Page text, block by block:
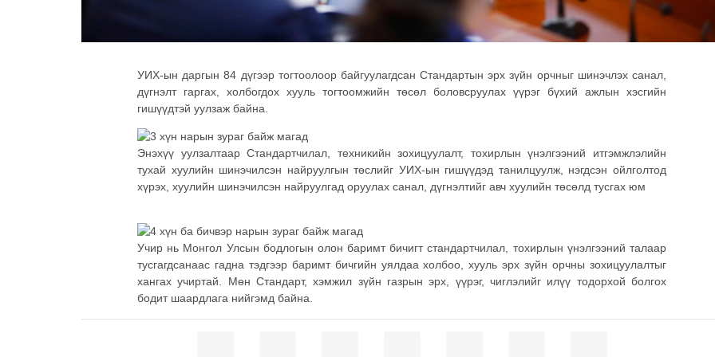
УИХ-ын даргын 84 дүгээр тогтоолоор байгуулагдсан Стандартын эрх зүйн орчныг шинэчлэх санал,
дүгнэлт гаргах, холбогдох хууль тогтоомжийн төсөл боловсруулах үүрэг бүхий ажлын хэсгийн
гишүүдтэй уулзаж байна.
Энэхүү уулзалтаар Стандартчилал, техникийн зохицуулалт, тохирлын үнэлгээний итгэмжлэлийн
тухай хуулийн шинэчилсэн найруулгын төслийг УИХ-ын гишүүдэд танилцуулж, нэгдсэн ойлголтод
хүрэх, хуулийн шинэчилсэн найруулгад оруулах санал, дүгнэлтийг авч хуулийн төсөлд тусгах юм
Учир нь Монгол Улсын бодлогын олон баримт бичигт стандартчилал, тохирлын үнэлгээний талаар
тусгагдсанаас гадна тэдгээр баримт бичгийн уялдаа холбоо, хууль эрх зүйн орчны зохицуулалтыг
хангах учиртай. Мөн Стандарт, хэмжил зүйн газрын эрх, үүрэг, чиглэлийг илүү тодорхой болгох
бодит шаардлага нийгэмд байна.